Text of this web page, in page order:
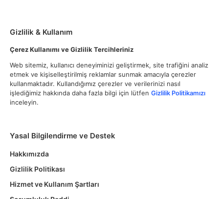
Gizlilik & Kullanım
Çerez Kullanımı ve Gizlilik Tercihleriniz
Web sitemiz, kullanıcı deneyiminizi geliştirmek, site trafiğini analiz
etmek ve kişiselleştirilmiş reklamlar sunmak amacıyla çerezler
kullanmaktadır. Kullandığımız çerezler ve verilerinizi nasıl
işlediğimiz hakkında daha fazla bilgi için lütfen Gizlilik Politikamızı
inceleyin.
Yasal Bilgilendirme ve Destek
Hakkımızda
Gizlilik Politikası
Hizmet ve Kullanım Şartları